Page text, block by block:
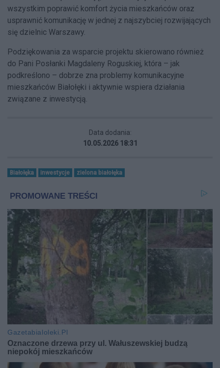
wszystkim poprawić komfort życia mieszkańców oraz
usprawnić komunikację w jednej z najszybciej rozwijających
się dzielnic Warszawy.
Podziękowania za wsparcie projektu skierowano również
do Pani Posłanki Magdaleny Roguskiej, która – jak
podkreślono – dobrze zna problemy komunikacyjne
mieszkańców Białołęki i aktywnie wspiera działania
związane z inwestycją.
Data dodania:
10.05.2026 18:31
Białołęka inwestycje zielona białołęka